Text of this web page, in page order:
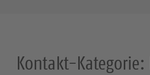
Kontakt-Kategorie: